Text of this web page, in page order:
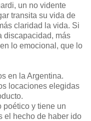
un no vidente
transita su vida de
claridad la vida. Si
discapacidad, más
lo emocional, que lo
en la Argentina.
locaciones elegidas
poético y tiene un
el hecho de haber ido